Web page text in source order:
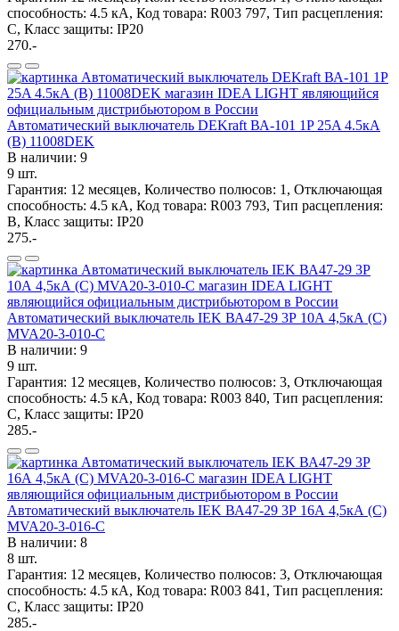
способность: 4.5 кА, Код товара: R003 797, Тип расцепления:
C, Класс защиты: IP20
270.-
Автоматический выключатель DEKraft ВА-101 1P 25A 4.5кА
(B) 11008DEK
В наличии: 9
9 шт.
Гарантия: 12 месяцев, Количество полюсов: 1, Отключающая
способность: 4.5 кА, Код товара: R003 793, Тип расцепления:
B, Класс защиты: IP20
275.-
Автоматический выключатель IEK ВА47-29 3Р 10А 4,5кА (С)
MVA20-3-010-C
В наличии: 9
9 шт.
Гарантия: 12 месяцев, Количество полюсов: 3, Отключающая
способность: 4.5 кА, Код товара: R003 840, Тип расцепления:
C, Класс защиты: IP20
285.-
Автоматический выключатель IEK ВА47-29 3Р 16А 4,5кА (С)
MVA20-3-016-C
В наличии: 8
8 шт.
Гарантия: 12 месяцев, Количество полюсов: 3, Отключающая
способность: 4.5 кА, Код товара: R003 841, Тип расцепления:
C, Класс защиты: IP20
285.-